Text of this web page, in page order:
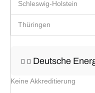
Schleswig-Holstein
Thüringen
Deutsche
Keine Akkreditierung